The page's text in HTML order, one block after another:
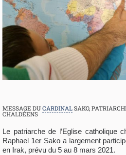
MESSAGE DUCARDINALSAKO,
CHALDÉENS
Le patriarche de l’Eglise catholique
Raphael 1er Sako a largement
en Irak, prévu du 5 au 8 mars 2021.